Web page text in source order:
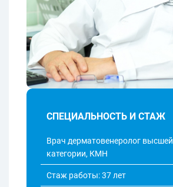
СПЕЦИАЛЬНОСТЬ И СТАЖ
Врач дерматовенеролог высшей
категории, КМН
Стаж работы: 37 лет